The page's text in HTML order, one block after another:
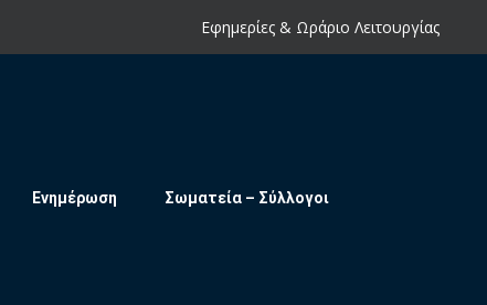
Εφημερίες & Ωράριο Λειτουργίας
Ενημέρωση Σωματεία – Σύλλογοι